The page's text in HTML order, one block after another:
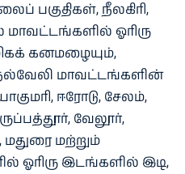
பகுதிகள், நீலகிரி,
மாவட்டங்களில் ஓரிரு
கனமழையும்,
மாவட்டங்களின்
ஈரோடு, சேலம்,
வேலூர்,
மதுரை மற்றும்
ஓரிரு இடங்களில் இடி,